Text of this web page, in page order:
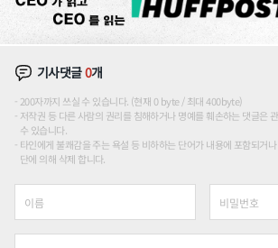
기사댓글0개
200자까지 쓰실 수 있습니다. (현재 0 byte / 최대 400byte)
저작권 등 다른 사람의 권리를 침해하거나 명예를 훼손하는 댓글은
수 있습니다.
타인에게 불쾌감을 주는 욕설 등 비하하는 단어가 내용에 포함되거
단에 의해 삭제 합니다.